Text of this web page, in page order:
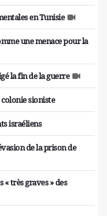
en Tunisie
une menace pour la
la fin de la guerre
sioniste
israéliens
de la prison de
très graves » des